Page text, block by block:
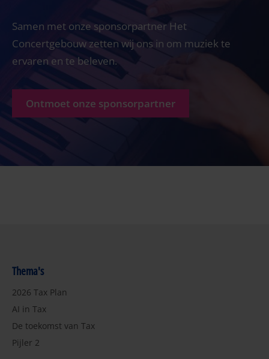
Samen met onze sponsorpartner Het
Concertgebouw zetten wij ons in om muziek te
ervaren en te beleven.
Ontmoet onze sponsorpartner
Thema's
2026 Tax Plan
AI in Tax
De toekomst van Tax
Pijler 2